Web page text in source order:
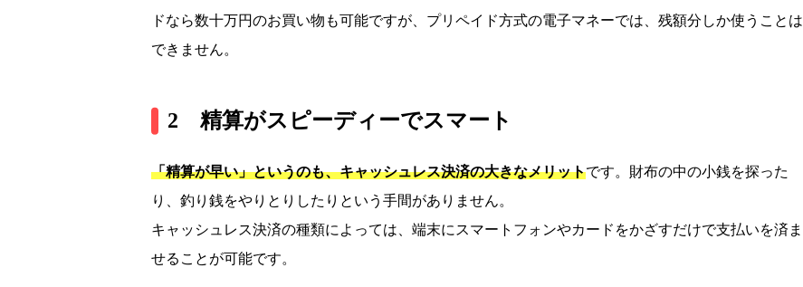
ドなら数十万円のお買い物も可能ですが、プリペイド方式の電子マネーでは、残額分しか使うことは
できません。
2 精算がスピーディーでスマート
「精算が早い」というのも、キャッシュレス決済の大きなメリットです。財布の中の小銭を探った
り、釣り銭をやりとりしたりという手間がありません。
キャッシュレス決済の種類によっては、端末にスマートフォンやカードをかざすだけで支払いを済ま
せることが可能です。